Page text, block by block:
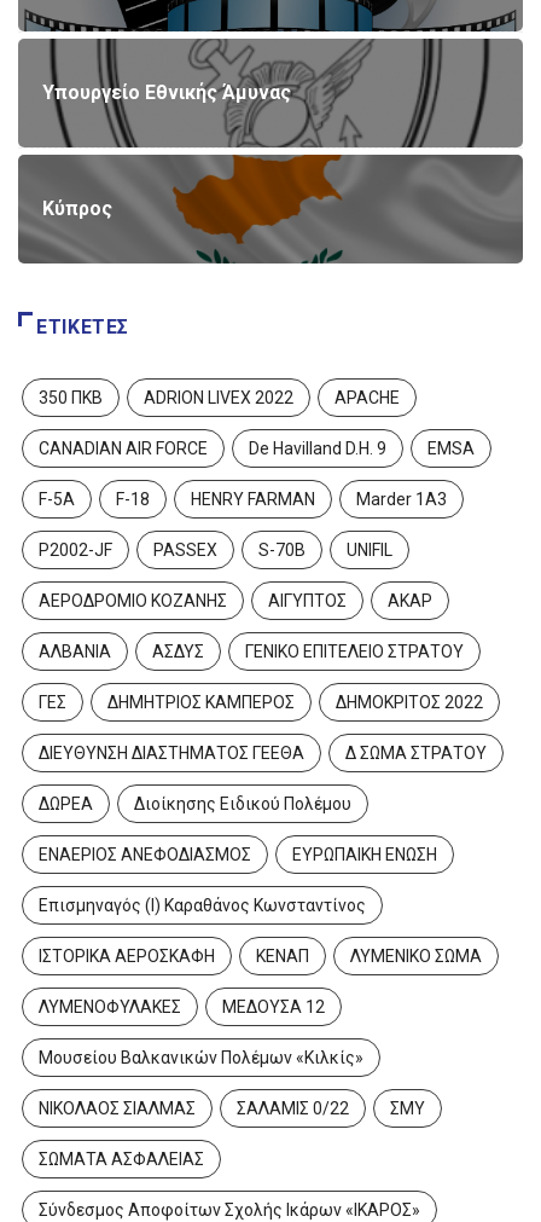
Υπουργείο Εθνικής Άμυνας
Κύπρος
ΕΤΙΚΈΤΕΣ
350 ΠΚΒ ADRION LIVEX 2022 APACHE
CANADIAN AIR FORCE De Havilland D.H. 9 EMSA
F-5A F-18 HENRY FARMAN Marder 1A3
P2002-JF PASSEX S-70B UNIFIL
ΑΕΡΟΔΡΟΜΙΟ ΚΟΖΑΝΗΣ ΑΙΓΥΠΤΟΣ ΑΚΑΡ
ΑΛΒΑΝΙΑ ΑΣΔΥΣ ΓΕΝΙΚΟ ΕΠΙΤΕΛΕΙΟ ΣΤΡΑΤΟΥ
ΓΕΣ ΔΗΜΗΤΡΙΟΣ ΚΑΜΠΕΡΟΣ ΔΗΜΟΚΡΙΤΟΣ 2022
ΔΙΕΥΘΥΝΣΗ ΔΙΑΣΤΗΜΑΤΟΣ ΓΕΕΘΑ Δ ΣΩΜΑ ΣΤΡΑΤΟΥ
ΔΩΡΕΑ Διοίκησης Ειδικού Πολέμου
ΕΝΑΕΡΙΟΣ ΑΝΕΦΟΔΙΑΣΜΟΣ ΕΥΡΩΠΑΙΚΗ ΕΝΩΣΗ
Επισμηναγός (Ι) Καραθάνος Κωνσταντίνος
ΙΣΤΟΡΙΚΑ ΑΕΡΟΣΚΑΦΗ ΚΕΝΑΠ ΛΥΜΕΝΙΚΟ ΣΩΜΑ
ΛΥΜΕΝΟΦΥΛΑΚΕΣ ΜΕΔΟΥΣΑ 12
Μουσείου Βαλκανικών Πολέμων «Κιλκίς»
ΝΙΚΟΛΑΟΣ ΣΙΑΛΜΑΣ ΣΑΛΑΜΙΣ 0/22 ΣΜΥ
ΣΩΜΑΤΑ ΑΣΦΑΛΕΙΑΣ
Σύνδεσμος Αποφοίτων Σχολής Ικάρων «ΙΚΑΡΟΣ»